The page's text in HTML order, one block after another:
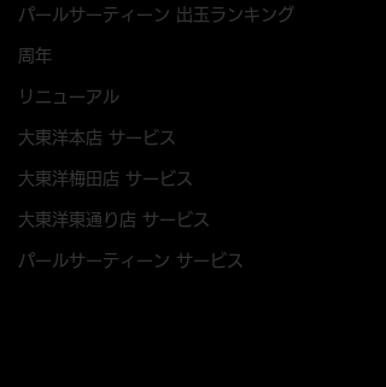
パールサーティーン 出玉ランキング
周年
リニューアル
大東洋本店 サービス
大東洋梅田店 サービス
大東洋東通り店 サービス
パールサーティーン サービス